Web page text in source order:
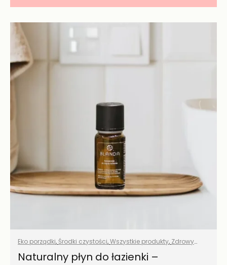
Eko porządki, Środki czystości,Wszystkie produkty, Zdrowy
dom
Naturalny płyn do łazienki –